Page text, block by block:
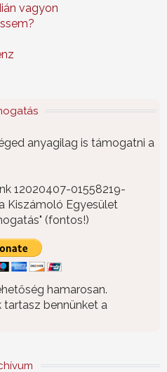
vagyon
anyagilag is támogatni a
12020407-01558219-
Kiszámoló Egyesület
(fontos!)
hamarosan.
tartasz bennünket a